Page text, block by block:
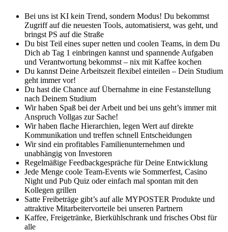
Bei uns ist KI kein Trend, sondern Modus! Du bekommst
Zugriff auf die neuesten Tools, automatisierst, was geht, und
bringst PS auf die Straße
Du bist Teil eines super netten und coolen Teams, in dem Du
Dich ab Tag 1 einbringen kannst und spannende Aufgaben
und Verantwortung bekommst – nix mit Kaffee kochen
Du kannst Deine Arbeitszeit flexibel einteilen – Dein Studium
geht immer vor!
Du hast die Chance auf Übernahme in eine Festanstellung
nach Deinem Studium
Wir haben Spaß bei der Arbeit und bei uns geht’s immer mit
Anspruch Vollgas zur Sache!
Wir haben flache Hierarchien, legen Wert auf direkte
Kommunikation und treffen schnell Entscheidungen
Wir sind ein profitables Familienunternehmen und
unabhängig von Investoren
Regelmäßige Feedbackgespräche für Deine Entwicklung
Jede Menge coole Team-Events wie Sommerfest, Casino
Night und Pub Quiz oder einfach mal spontan mit den
Kollegen grillen
Satte Freibeträge gibt’s auf alle MYPOSTER Produkte und
attraktive Mitarbeitervorteile bei unseren Partnern
Kaffee, Freigetränke, Bierkühlschrank und frisches Obst für
alle